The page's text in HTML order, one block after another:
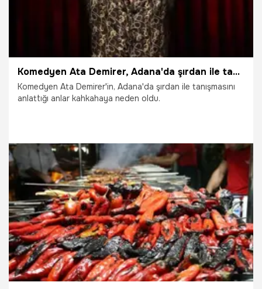
Komedyen Ata Demirer, Adana'da şırdan ile tanışmasını anlattı
Komedyen Ata Demirer'in, Adana'da şırdan ile tanışmasını
anlattığı anlar kahkahaya neden oldu.
14.11.2024 Vatan TV